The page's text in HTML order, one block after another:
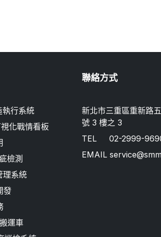
行系統
化戰情看板
檢測
理系統
發
運車
聯絡方式
新北市三重區重新路
號 3 樓之 3
TEL 02-2999-
EMAIL